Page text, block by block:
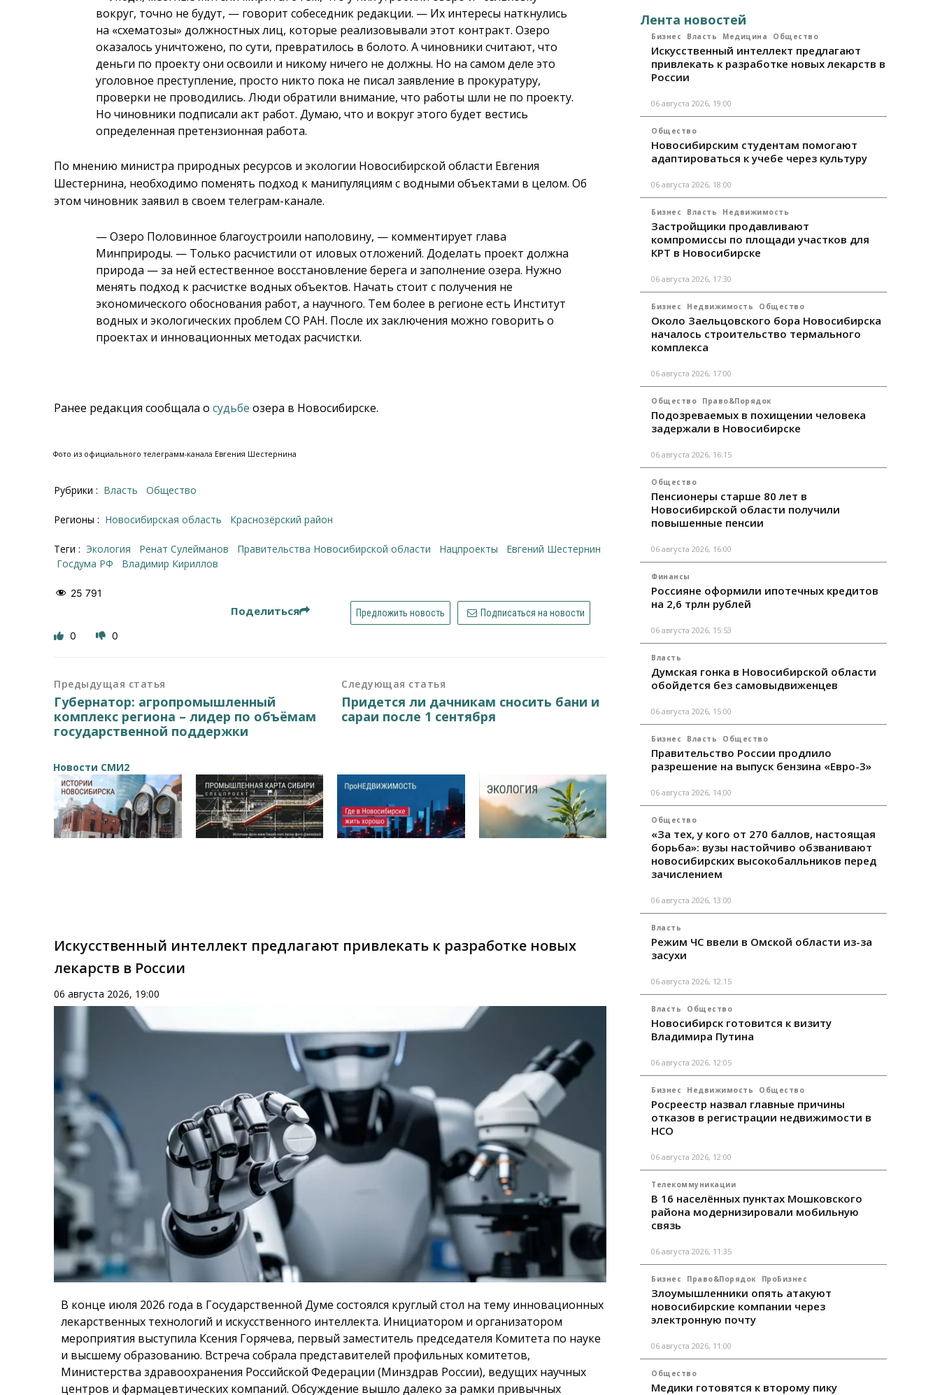
вокруг, точно не будут, —говорит собеседник редакции. —Их интересы наткнулись
на «схематозы» должностных лиц, которые реализовывали этот контракт. Озеро
оказалось уничтожено, по сути, превратилось в болото. А чиновники считают, что
деньги по проекту они освоили и никому ничего не должны. Но на самом деле это
уголовное преступление, просто никто пока не писал заявление в прокуратуру,
проверки не проводились. Люди обратили внимание, что работы шли не по проекту.
Но чиновники подписали акт работ. Думаю, что и вокруг этого будет вестись
определенная претензионная работа.
По мнению министра природных ресурсов и экологии Новосибирской области Евгения
Шестернина, необходимо поменять подход к манипуляциям с водными объектами в целом. Об
этом чиновник заявил в своем телеграм-канале.
—Озеро Половинное благоустроили наполовину, —комментирует глава
Минприроды. —Только расчистили от иловых отложений. Доделать проект должна
природа —за ней естественное восстановление берега и заполнение озера. Нужно
менять подход к расчистке водных объектов. Начать стоит с получения не
экономического обоснования работ, а научного. Тем более в регионе есть Институт
водных и экологических проблем СО РАН. После их заключения можно говорить о
проектах и инновационных методах расчистки.
Ранее редакция сообщала осудьбе озера в Новосибирске.
Фото из официального телеграмм-канала Евгения Шестернина
Рубрики : Власть Общество
Регионы : Новосибирская область Краснозёрский район
Теги : экология Ренат Сулейманов правительства Новосибирской области нацпроекты
Евгений Шестернин
Госдума РФ
Владимир Кириллов
25 791
Поделиться Предложить новость Подписаться на новости
0 0
Предыдущая статья
Губернатор: агропромышленный
комплекс региона – лидер по объёмам
государственной поддержки
Следующая статья
Придется ли дачникам сносить бани и
сараи после 1 сентября
Новости СМИ2
Искусственный интеллект предлагают привлекать к разработке новых
лекарств в России
06 августа 2026, 19:00
В конце июля 2026 года в Государственной Думе состоялся круглый стол на тему инновационных
лекарственных технологий и искусственного интеллекта. Инициатором и организатором
мероприятия выступила Ксения Горячева, первый заместитель председателя Комитета по науке
и высшему образованию. Встреча собрала представителей профильных комитетов,
Министерства здравоохранения Российской Федерации (Минздрав России), ведущих научных
центров и фармацевтических компаний. Обсуждение вышло далеко за рамки привычных
Лента новостей
Бизнес Власть Медицина Общество
Искусственный интеллект предлагают
привлекать к разработке новых лекарств в
России
06 августа 2026, 19:00
Общество
Новосибирским студентам помогают
адаптироваться к учебе через культуру
06 августа 2026, 18:00
Бизнес Власть Недвижимость
Застройщики продавливают
компромиссы по площади участков для
КРТ в Новосибирске
06 августа 2026, 17:30
Бизнес Недвижимость Общество
Около Заельцовского бора Новосибирска
началось строительство термального
комплекса
06 августа 2026, 17:00
Общество Право&Порядок
Подозреваемых в похищении человека
задержали в Новосибирске
06 августа 2026, 16:15
Общество
Пенсионеры старше 80 лет в
Новосибирской области получили
повышенные пенсии
06 августа 2026, 16:00
Финансы
Россияне оформили ипотечных кредитов
на 2,6 трлн рублей
06 августа 2026, 15:53
Власть
Думская гонка в Новосибирской области
обойдется без самовыдвиженцев
06 августа 2026, 15:00
Бизнес Власть Общество
Правительство России продлило
разрешение на выпуск бензина «Евро-3»
06 августа 2026, 14:00
Общество
«За тех, у кого от 270 баллов, настоящая
борьба»: вузы настойчиво обзванивают
новосибирских высокобалльников перед
зачислением
06 августа 2026, 13:00
Власть
Режим ЧС ввели в Омской области из-за
засухи
06 августа 2026, 12:15
Власть Общество
Новосибирск готовится к визиту
Владимира Путина
06 августа 2026, 12:05
Бизнес Недвижимость Общество
Росреестр назвал главные причины
отказов в регистрации недвижимости в
НСО
06 августа 2026, 12:00
Телекоммуникации
В 16 населённых пунктах Мошковского
района модернизировали мобильную
связь
06 августа 2026, 11:35
Бизнес Право&Порядок ПроБизнес
Злоумышленники опять атакуют
новосибирские компании через
электронную почту
06 августа 2026, 11:00
Общество
Медики готовятся к второму пику